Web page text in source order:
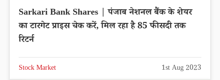
Sarkari Bank Shares | पंजाब नेशनल बैंक के शेयर
का टारगेट प्राइस चेक करें, मिल रहा है 85 फीसदी तक
रिटर्न
Stock Market 1st Aug 2023